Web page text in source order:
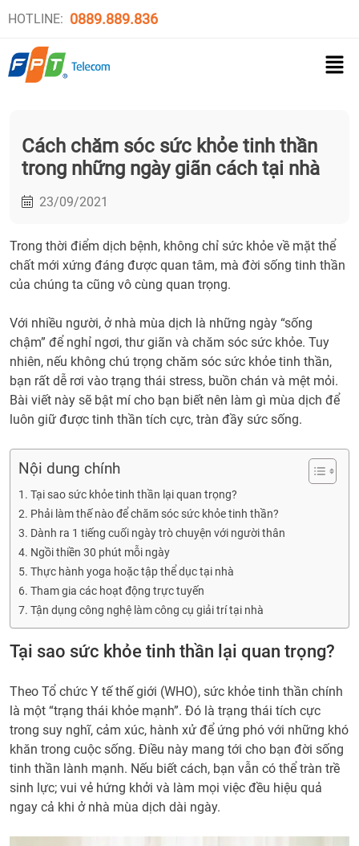
HOTLINE: 0889.889.836
Cách chăm sóc sức khỏe tinh thần
trong những ngày giãn cách tại nhà
23/09/2021
Trong thời điểm dịch bệnh, không chỉ sức khỏe về mặt thể
chất mới xứng đáng được quan tâm, mà đời sống tinh thần
của chúng ta cũng vô cùng quan trọng.
Với nhiều người, ở nhà mùa dịch là những ngày “sống
chậm” để nghỉ ngơi, thư giãn và chăm sóc sức khỏe. Tuy
nhiên, nếu không chú trọng chăm sóc sức khỏe tinh thần,
bạn rất dễ rơi vào trạng thái stress, buồn chán và mệt mỏi.
Bài viết này sẽ bật mí cho bạn biết nên làm gì mùa dịch để
luôn giữ được tinh thần tích cực, tràn đầy sức sống.
Nội dung chính
Tại sao sức khỏe tinh thần lại quan trọng?
Phải làm thế nào để chăm sóc sức khỏe tinh thần?
Dành ra 1 tiếng cuối ngày trò chuyện với người thân
Ngồi thiền 30 phút mỗi ngày
Thực hành yoga hoặc tập thể dục tại nhà
Tham gia các hoạt động trực tuyến
Tận dụng công nghệ làm công cụ giải trí tại nhà
Tại sao sức khỏe tinh thần lại quan trọng?
Theo Tổ chức Y tế thế giới (WHO), sức khỏe tinh thần chính
là một “trạng thái khỏe mạnh”. Đó là trạng thái tích cực
trong suy nghĩ, cảm xúc, hành xử để ứng phó với những khó
khăn trong cuộc sống. Điều này mang tới cho bạn đời sống
tinh thần lành mạnh. Nếu biết cách, bạn vẫn có thể tràn trề
sinh lực; vui vẻ hứng khởi và làm mọi việc đều hiệu quả
ngay cả khi ở nhà mùa dịch dài ngày.